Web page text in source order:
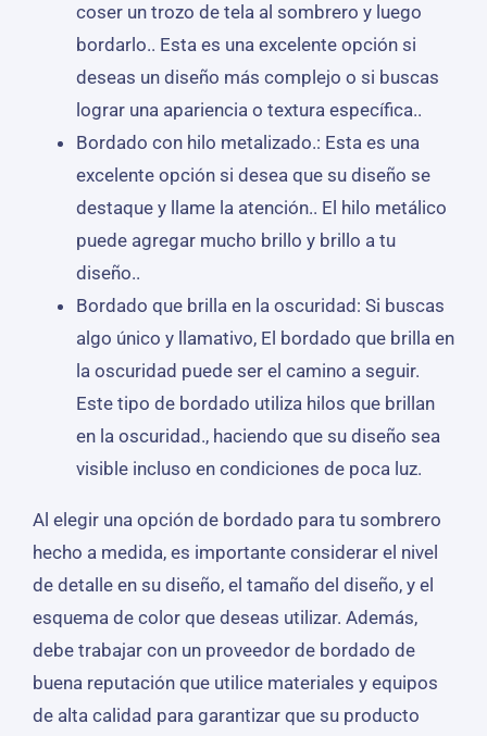
coser un trozo de tela al sombrero y luego
bordarlo.. Esta es una excelente opción si
deseas un diseño más complejo o si buscas
lograr una apariencia o textura específica..
Bordado con hilo metalizado.: Esta es una
excelente opción si desea que su diseño se
destaque y llame la atención.. El hilo metálico
puede agregar mucho brillo y brillo a tu
diseño..
Bordado que brilla en la oscuridad: Si buscas
algo único y llamativo, El bordado que brilla en
la oscuridad puede ser el camino a seguir.
Este tipo de bordado utiliza hilos que brillan
en la oscuridad., haciendo que su diseño sea
visible incluso en condiciones de poca luz.
Al elegir una opción de bordado para tu sombrero
hecho a medida, es importante considerar el nivel
de detalle en su diseño, el tamaño del diseño, y el
esquema de color que deseas utilizar. Además,
debe trabajar con un proveedor de bordado de
buena reputación que utilice materiales y equipos
de alta calidad para garantizar que su producto